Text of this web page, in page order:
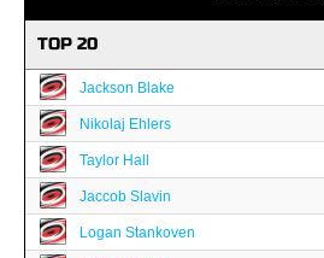
TOP 20
Jackson Blake
Nikolaj Ehlers
Taylor Hall
Jaccob Slavin
Logan Stankoven